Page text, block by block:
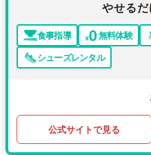
やせる
食事指導 無料体験
シューズレンタル
公式サイトで見る